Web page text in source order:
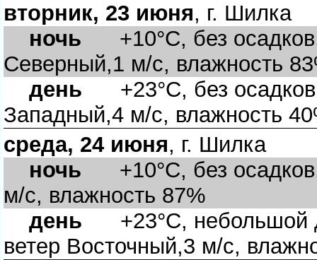
торник, 23 июня, г. Шилка
ночь +10°C, без
Северный,1 м/с, влажность
день +23°C, без
Западный,4 м/с, влажность
среда, 24 июня, г. Шилка
ночь +10°C, без
м/с, влажность 87%
день +23°C, небольшой
етер Восточный,3 м/с,